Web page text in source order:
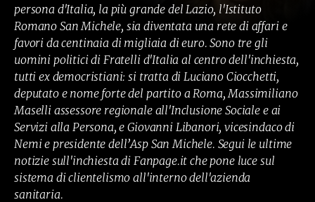
persona d'Italia, la più grande del Lazio, l'Istituto
Romano San Michele, sia diventata una rete di affari e
favori da centinaia di migliaia di euro. Sono tre gli
uomini politici di Fratelli d'Italia al centro dell'inchiesta,
tutti ex democristiani: si tratta di Luciano Ciocchetti,
deputato e nome forte del partito a Roma, Massimiliano
Maselli assessore regionale all'Inclusione Sociale e ai
Servizi alla Persona, e Giovanni Libanori, vicesindaco di
Nemi e presidente dell’Asp San Michele. Segui le ultime
notizie sull'inchiesta di Fanpage.it che pone luce sul
sistema di clientelismo all'interno dell'azienda
sanitaria.